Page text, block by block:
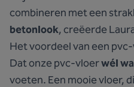
combineren met een
betonlook, creëerde
Het voordeel van een
Dat onze pvc-vloerwél
voeten. Een mooie vloer,